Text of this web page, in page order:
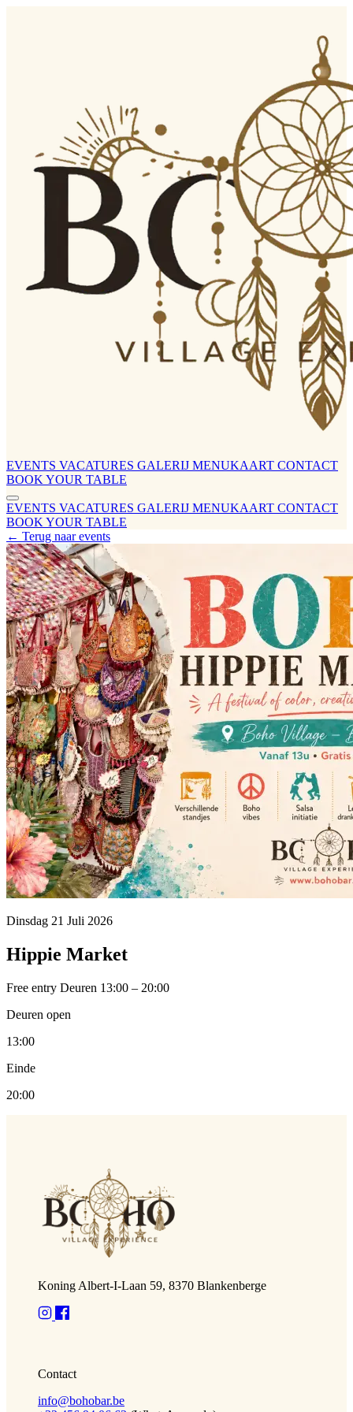
EVENTS VACATURES GALERIJ MENUKAART CONTACT
BOOK YOUR TABLE
EVENTS VACATURES GALERIJ MENUKAART CONTACT
BOOK YOUR TABLE
← Terug naar events
Dinsdag 21 Juli 2026
Hippie Market
Free entry Deuren 13:00 – 20:00
Deuren open
13:00
Einde
20:00
Koning Albert-I-Laan 59, 8370 Blankenberge
Contact
info@bohobar.be